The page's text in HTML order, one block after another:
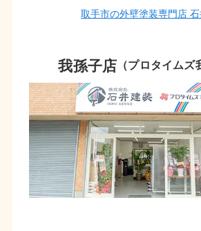
取手市の外壁塗装専門店
我孫子店 （プロタイムズ